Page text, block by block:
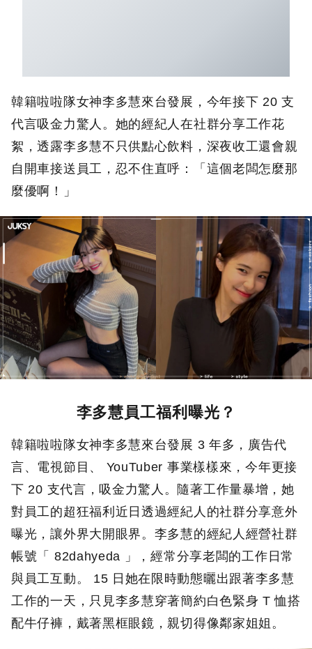
韓籍啦啦隊女神李多慧來台發展，今年接下 20 支
代言吸金力驚人。她的經紀人在社群分享工作花
絮，透露李多慧不只供點心飲料，深夜收工還會親
自開車接送員工，忍不住直呼：「這個老闆怎麼那
麼優啊！」
李多慧員工福利曝光？
韓籍啦啦隊女神李多慧來台發展 3 年多，廣告代
言、電視節目、 YouTuber 事業樣樣來，今年更接
下 20 支代言，吸金力驚人。隨著工作量暴增，她
對員工的超狂福利近日透過經紀人的社群分享意外
曝光，讓外界大開眼界。李多慧的經紀人經營社群
帳號「 82dahyeda 」，經常分享老闆的工作日常
與員工互動。 15 日她在限時動態曬出跟著李多慧
工作的一天，只見李多慧穿著簡約白色緊身 T 恤搭
配牛仔褲，戴著黑框眼鏡，親切得像鄰家姐姐。